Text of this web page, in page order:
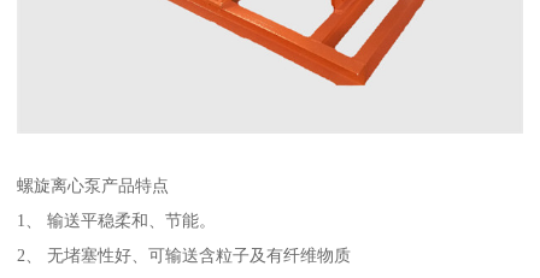
螺旋离心泵产品特点
1、 输送平稳柔和、节能。
2、 无堵塞性好、可输送含粒子及有纤维物质